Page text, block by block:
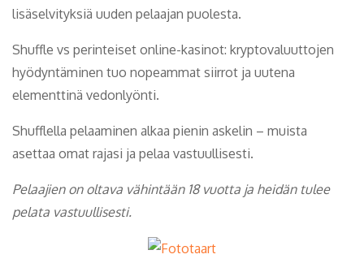
lisäselvityksiä uuden pelaajan puolesta.
Shuffle vs perinteiset online-kasinot: kryptovaluuttojen
hyödyntäminen tuo nopeammat siirrot ja uutena
elementtinä vedonlyönti.
Shufflella pelaaminen alkaa pienin askelin – muista
asettaa omat rajasi ja pelaa vastuullisesti.
Pelaajien on oltava vähintään 18 vuotta ja heidän tulee
pelata vastuullisesti.